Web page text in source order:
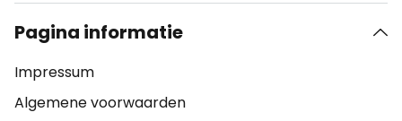
Pagina informatie
Impressum
Algemene voorwaarden